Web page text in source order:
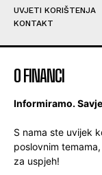
UVJETI KORIŠTENJA
KONTAKT
O FINANCI
Informiramo.
S nama ste uvijek
poslovnim
za uspjeh!